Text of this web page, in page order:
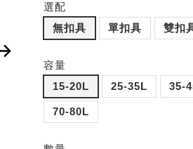
選配
無扣具
單扣具 雙扣
容量
15-20L
25-35L 35-
70-80L